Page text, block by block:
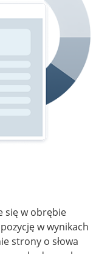
się w obrębie
w wynikach
strony o słowa